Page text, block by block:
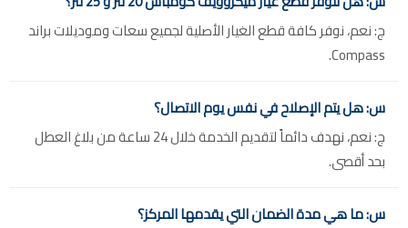
ج: نعم، نوفر كافة قطع الغيار الأصلية لجميع سعات وموديلات براند
Compass.
س: هل يتم الإصلاح في نفس يوم الاتصال؟
ج: نعم، نهدف دائماً لتقديم الخدمة خلال 24 ساعة من بلاغ العطل
بحد أقصى.
س: ما هي مدة الضمان التي يقدمها المركز؟